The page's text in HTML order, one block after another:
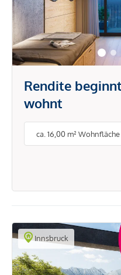
Rendite
wohnt
ca. 16,00 m² Wohnfläche
Innsbruck